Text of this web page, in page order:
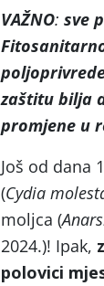
VAŽNO: sve
zaštitu bilja
promjene u
Još od dana
(Cydia
moljca (
2024.)! Ipak,
polovici